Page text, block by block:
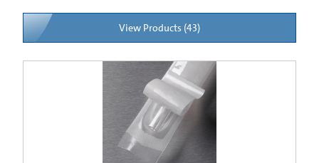
View Products (43)